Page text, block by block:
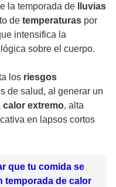
la temporada de
lluvias
de temperaturas por
intensifica la
sobre el cuerpo.
los riesgos
de salud, al generar un
calor extremo, alta
en lapsos cortos
que tu comida se
temporada de calor